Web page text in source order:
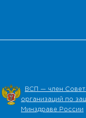
ВСП — член
организаций по
Минздраве России